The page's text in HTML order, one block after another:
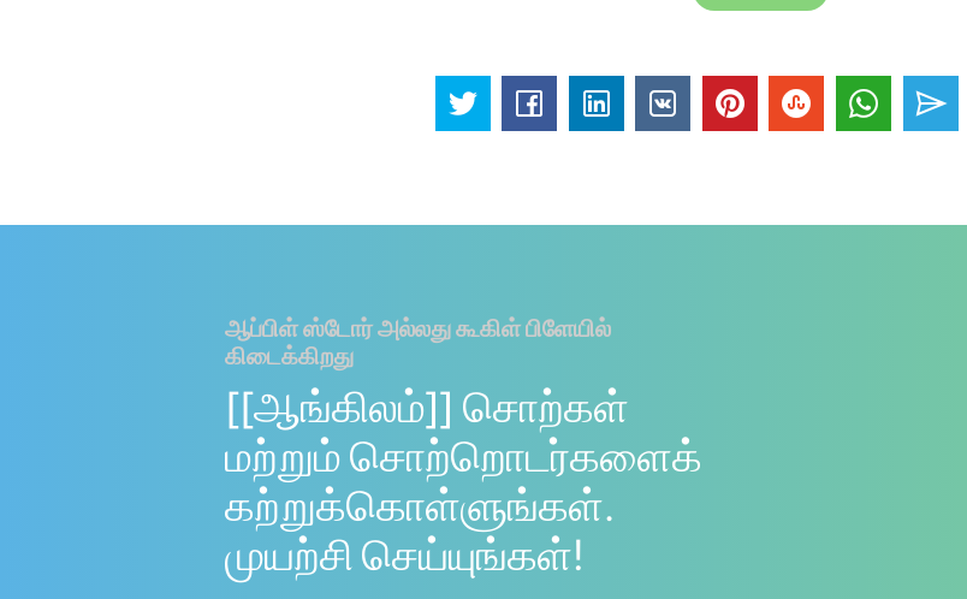
ஆப்பிள் ஸ்டோர் அல்லது கூகிள் பிளேயில்
கிடைக்கிறது
[[ஆங்கிலம்]] சொற்கள்
மற்றும் சொற்றொடர்களைக்
கற்றுக்கொள்ளுங்கள்.
முயற்சி செய்யுங்கள்!